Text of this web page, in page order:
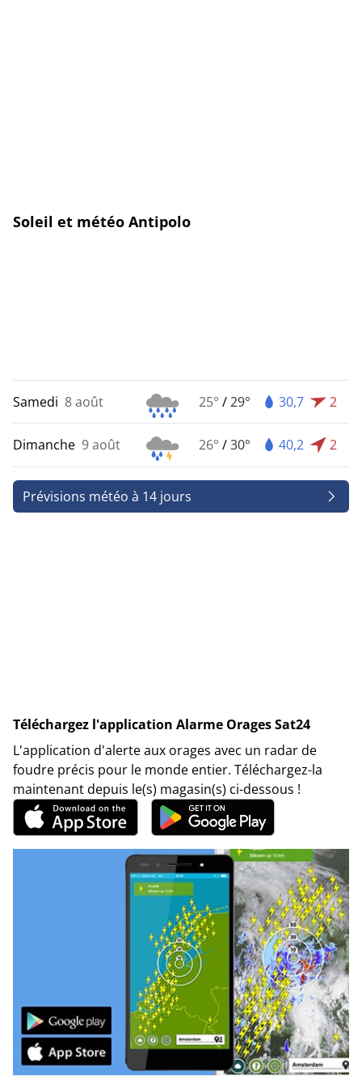
Soleil et météo Antipolo
Samedi 8 août 25° /29° 30,7 2
Dimanche 9 août 26° /30° 40,2 2
Prévisions météo à 14 jours
Téléchargez l'application Alarme Orages Sat24
L'application d'alerte aux orages avec un radar de
foudre précis pour le monde entier. Téléchargez-la
maintenant depuis le(s) magasin(s) ci-dessous !